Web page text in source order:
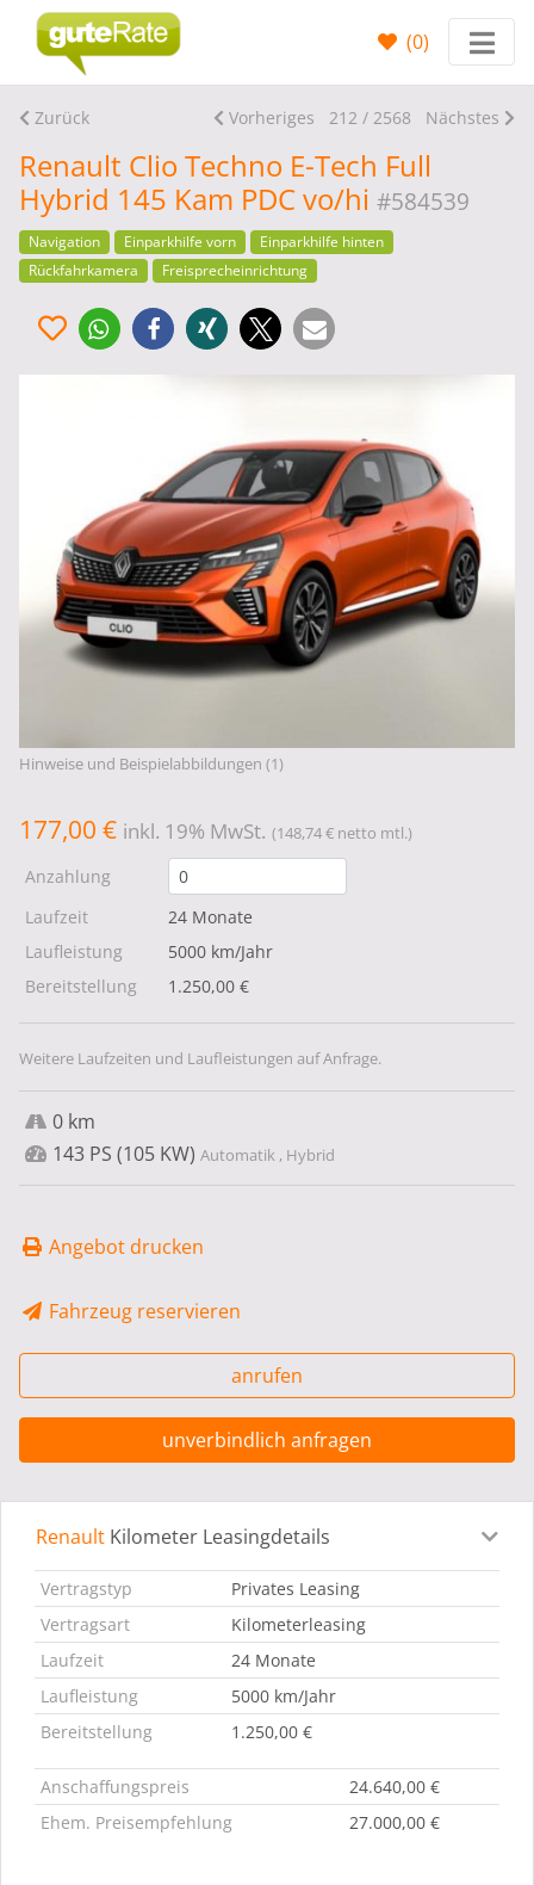
(0)
Zurück Vorheriges 212 / 2568 Nächstes
Renault Clio Techno E-Tech Full
Hybrid 145 Kam PDC vo/hi #584539
Navigation Einparkhilfe vorn
Einparkhilfe hinten
Rückfahrkamera
Freisprecheinrichtung
Hinweise und Beispielabbildungen (1)
177,00 € inkl. 19% MwSt. (148,74 € netto mtl.)
Anzahlung
Laufzeit
24 Monate
Laufleistung
5000 km/Jahr
Bereitstellung
1.250,00 €
Weitere Laufzeiten und Laufleistungen auf Anfrage.
0 km
143 PS (105 KW) Automatik , Hybrid
Angebot drucken
Fahrzeug reservieren
anrufen
unverbindlich anfragen
Leasingdetails Fahrzeugdetails
Renault Kilometer Leasingdetails
Vertragstyp
Privates Leasing
Vertragsart
Kilometerleasing
Laufzeit
24 Monate
Laufleistung
5000 km/Jahr
Bereitstellung
1.250,00 €
Anschaffungspreis
24.640,00 €
Ehem. Preisempfehlung
27.000,00 €